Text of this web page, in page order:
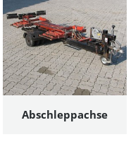
Abschleppachse